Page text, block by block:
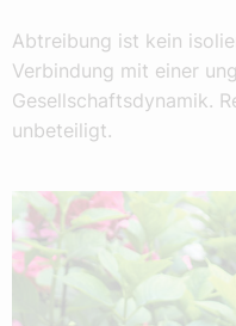
Abtreibung ist kein
Verbindung mit einer
Gesellschaftsdynamik.
unbeteiligt.